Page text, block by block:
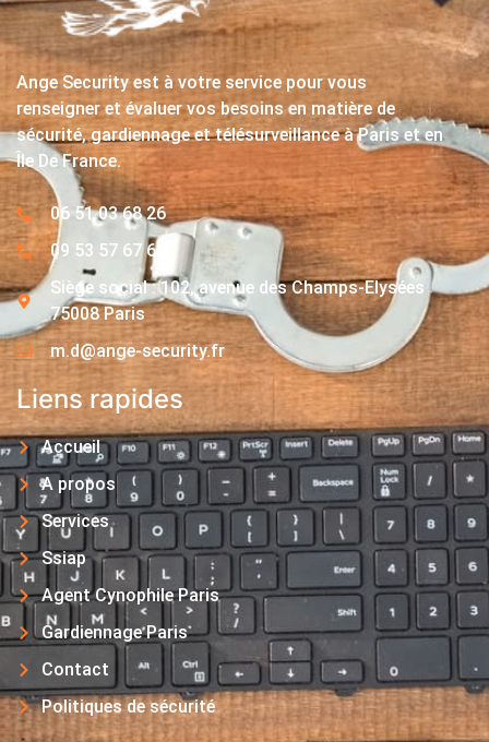
Ange Security est à votre service pour vous
renseigner et évaluer vos besoins en matière de
sécurité, gardiennage et télésurveillance à Paris et en
Île De France.
06 51 03 68 26
09 53 57 67 63
Siège social : 102, avenue des Champs-Elysées
75008 Paris
m.d@ange-security.fr
Liens rapides
Accueil
A propos
Services
Ssiap
Agent Cynophile Paris
Gardiennage Paris
Contact
Politiques de sécurité